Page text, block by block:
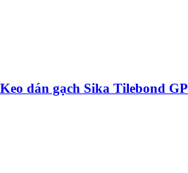
Keo dán gạch Sika Tilebond GP